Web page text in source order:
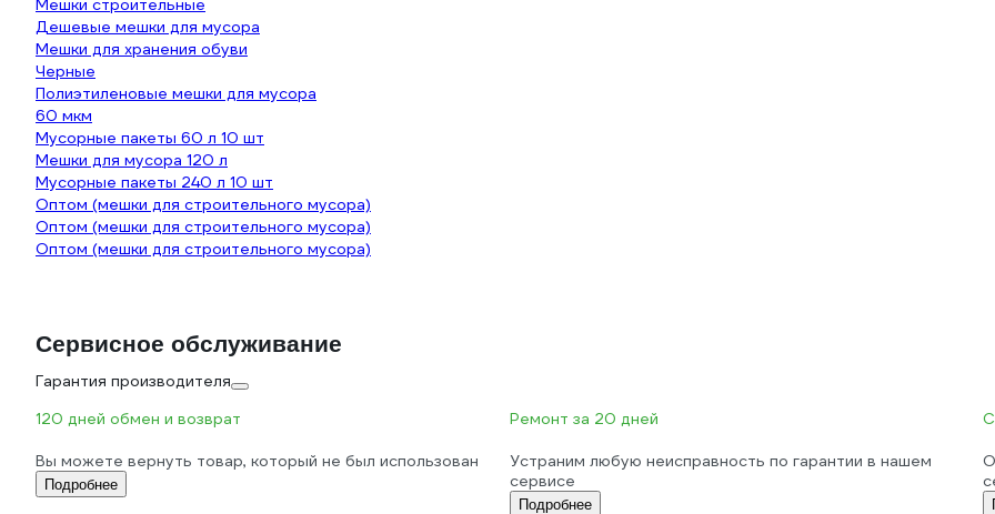
Мешки строительные
Дешевые мешки для мусора
Мешки для хранения обуви
Черные
Полиэтиленовые мешки для мусора
60 мкм
Мусорные пакеты 60 л 10 шт
Мешки для мусора 120 л
Мусорные пакеты 240 л 10 шт
Оптом (мешки для строительного мусора)
Оптом (мешки для строительного мусора)
Оптом (мешки для строительного мусора)
Сервисное обслуживание
Гарантия производителя
120 дней обмен и возврат
Вы можете вернуть товар, который не был использован
Подробнее
Ремонт за 20 дней
Устраним любую неисправность по гарантии в нашем
сервисе
Подробнее